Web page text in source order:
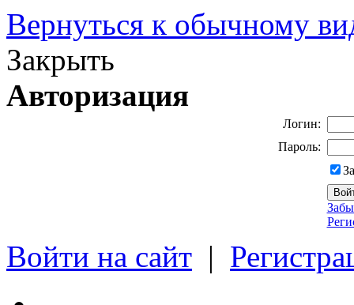
Вернуться к обычному
Закрыть
Авторизация
Логин:
Пароль:
Войти на сайт |